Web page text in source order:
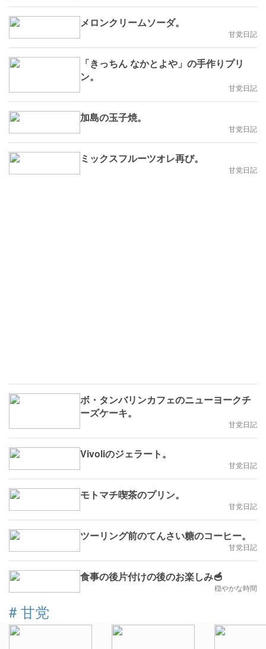
メロンクリームソーダ。
甘党日記
「きっちん なかとよや」の手作りプリ
ン。
甘党日記
加島の玉子焼。
甘党日記
ミックスフルーツオレ再び。
甘党日記
ボ・タンバリンカフェのニューヨークチ
ーズケーキ。
甘党日記
Vivoliのジェラート。
甘党日記
モトマチ喫茶のプリン。
甘党日記
ツーリング前のてんさい糖のコーヒー。
甘党日記
食事の後片付けの後のお楽しみ🥣
穏やかな時間
# 甘党